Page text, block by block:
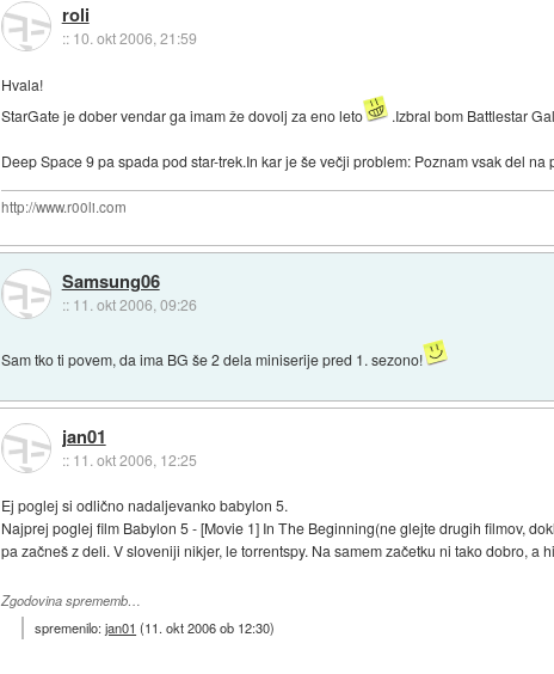
roli
:: 10. okt 2006, 21:59
Hvala!
StarGate je dober vendar ga imam že dovolj za eno leto
.Izbral bom Battlestar
Deep Space 9 pa spada pod star-trek.In kar je še večji problem: Poznam vsak del na
http://www.r00li.com
Samsung06
:: 11. okt 2006, 09:26
Sam tko ti povem, da ima BG še 2 dela miniserije pred 1. sezono!
jan01
:: 11. okt 2006, 12:25
Ej poglej si odlično nadaljevanko babylon 5.
Najprej poglej film Babylon 5 - [Movie 1] In The Beginning(ne glejte drugih filmov,
pa začneš z deli. V sloveniji nikjer, le torrentspy. Na samem začetku ni tako dobro, a
Zgodovina sprememb…
spremenilo:jan01 (11. okt 2006 ob 12:30)